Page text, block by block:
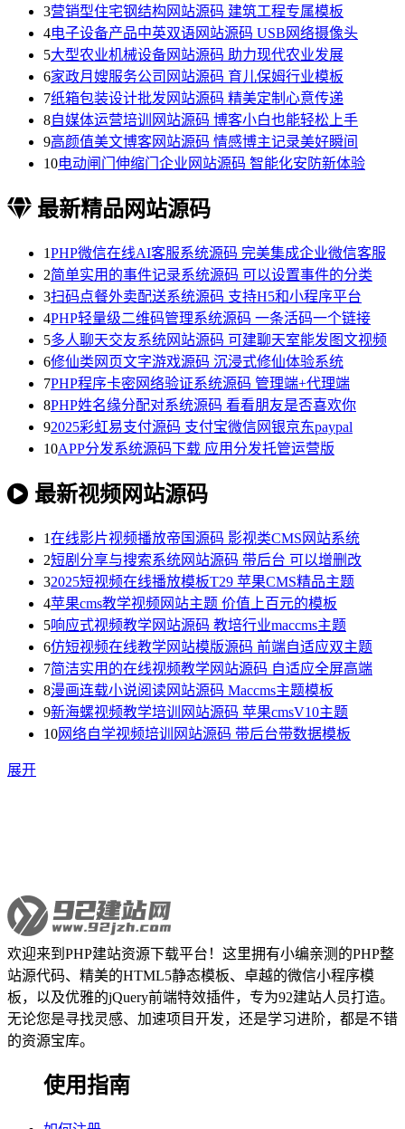
3营销型住宅钢结构网站源码 建筑工程专属模板
4电子设备产品中英双语网站源码 USB网络摄像头
5大型农业机械设备网站源码 助力现代农业发展
6家政月嫂服务公司网站源码 育儿保姆行业模板
7纸箱包装设计批发网站源码 精美定制心意传递
8自媒体运营培训网站源码 博客小白也能轻松上手
9高颜值美文博客网站源码 情感博主记录美好瞬间
10电动闸门伸缩门企业网站源码 智能化安防新体验
最新精品网站源码
1PHP微信在线AI客服系统源码 完美集成企业微信客服
2简单实用的事件记录系统源码 可以设置事件的分类
3扫码点餐外卖配送系统源码 支持H5和小程序平台
4PHP轻量级二维码管理系统源码 一条活码一个链接
5多人聊天交友系统网站源码 可建聊天室能发图文视频
6修仙类网页文字游戏源码 沉浸式修仙体验系统
7PHP程序卡密网络验证系统源码 管理端+代理端
8PHP姓名缘分配对系统源码 看看朋友是否喜欢你
92025彩虹易支付源码 支付宝微信网银京东paypal
10APP分发系统源码下载 应用分发托管运营版
最新视频网站源码
1在线影片视频播放帝国源码 影视类CMS网站系统
2短剧分享与搜索系统网站源码 带后台 可以增删改
32025短视频在线播放模板T29 苹果CMS精品主题
4苹果cms教学视频网站主题 价值上百元的模板
5响应式视频教学网站源码 教培行业maccms主题
6仿短视频在线教学网站模版源码 前端自适应双主题
7简洁实用的在线视频教学网站源码 自适应全屏高端
8漫画连载小说阅读网站源码 Maccms主题模板
9新海螺视频教学培训网站源码 苹果cmsV10主题
10网络自学视频培训网站源码 带后台带数据模板
展开
欢迎来到PHP建站资源下载平台！这里拥有小编亲测的PHP整
站源代码、精美的HTML5静态模板、卓越的微信小程序模
板，以及优雅的jQuery前端特效插件，专为92建站人员打造。
无论您是寻找灵感、加速项目开发，还是学习进阶，都是不错
的资源宝库。
使用指南